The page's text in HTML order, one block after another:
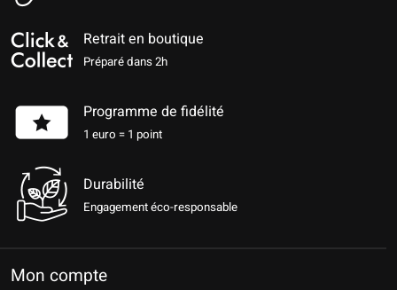
Retrait en boutique
Préparé dans 2h
Programme de fidélité
1 euro = 1 point
Durabilité
Engagement éco-responsable
Mon compte